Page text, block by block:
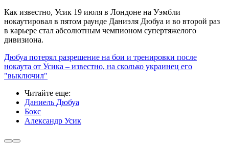
Как известно, Усик 19 июля в Лондоне на Уэмбли
нокаутировал в пятом раунде Даниэля Дюбуа и во второй раз
в карьере стал абсолютным чемпионом супертяжелого
дивизиона.
Дюбуа потерял разрешение на бои и тренировки после
нокаута от Усика – известно, на сколько украинец его
"выключил"
Читайте еще:
Даниель Дюбуа
Бокс
Александр Усик